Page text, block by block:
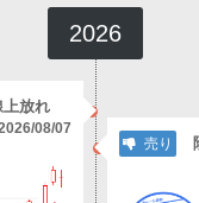
2026
上放れ
08/07
売り